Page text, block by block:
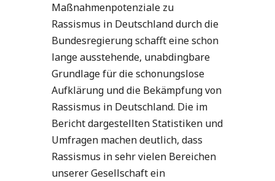
Maßnahmenpotenziale zu
Rassismus in Deutschland durch die
Bundesregierung schafft eine schon
lange ausstehende, unabdingbare
Grundlage für die schonungslose
Aufklärung und die Bekämpfung von
Rassismus in Deutschland. Die im
Bericht dargestellten Statistiken und
Umfragen machen deutlich, dass
Rassismus in sehr vielen Bereichen
unserer Gesellschaft ein